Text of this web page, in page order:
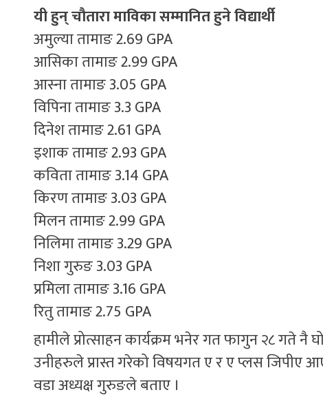
यी हुन् चौतारा माविका सम्मानित हुने विद्यार्थी
अमुल्या तामाङ 2.69 GPA
आसिका तामाङ 2.99 GPA
आस्ना तामाङ 3.05 GPA
विपिना तामाङ 3.3 GPA
दिनेश तामाङ 2.61 GPA
इशाक तामाङ 2.93 GPA
कविता तामाङ 3.14 GPA
किरण तामाङ 3.03 GPA
मिलन तामाङ 2.99 GPA
निलिमा तामाङ 3.29 GPA
निशा गुरुङ 3.03 GPA
प्रमिला तामाङ 3.16 GPA
रितु तामाङ 2.75 GPA
हामीले प्रोत्साहन कार्यक्रम भनेर गत फागुन २८ गते नै
उनीहरुले प्रास्त गरेको विषयगत ए र ए प्लस जिपीए
वडा अध्यक्ष गुरुङले बताए ।